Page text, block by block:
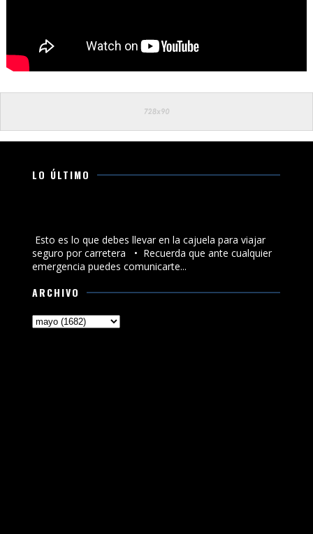
LO ÚLTIMO
Esto es lo que debes llevar en la cajuela para viajar
seguro por carretera •⁠ ⁠Recuerda que ante cualquier
emergencia puedes comunicarte...
ARCHIVO